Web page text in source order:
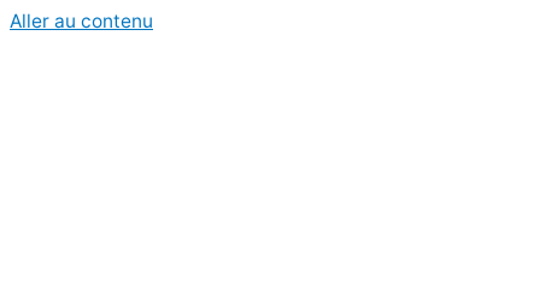
Aller au contenu